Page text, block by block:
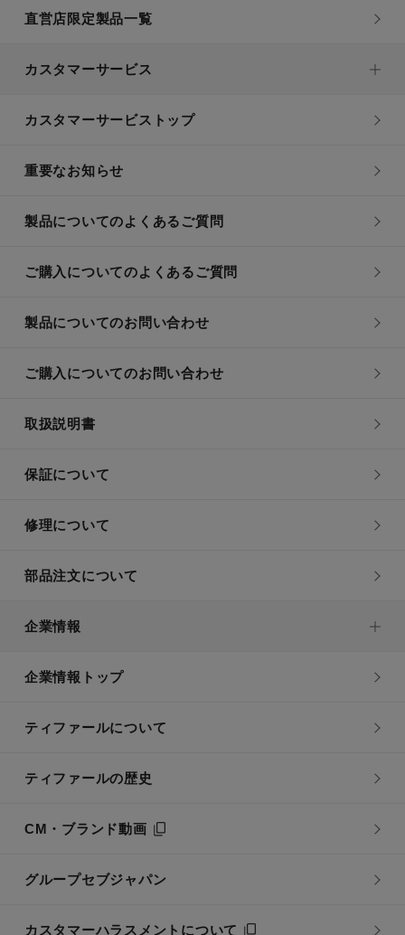
直営店限定製品一覧
カスタマーサービス
カスタマーサービストップ
重要なお知らせ
製品についてのよくあるご質問
ご購入についてのよくあるご質問
製品についてのお問い合わせ
ご購入についてのお問い合わせ
取扱説明書
保証について
修理について
部品注文について
企業情報
企業情報トップ
ティファールについて
ティファールの歴史
CM・ブランド動画
グループセブジャパン
カスタマーハラスメントについて